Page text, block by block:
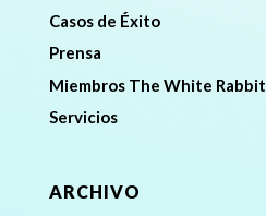
Casos de Éxito
Prensa
Miembros The White Rabbit
Servicios
ARCHIVO